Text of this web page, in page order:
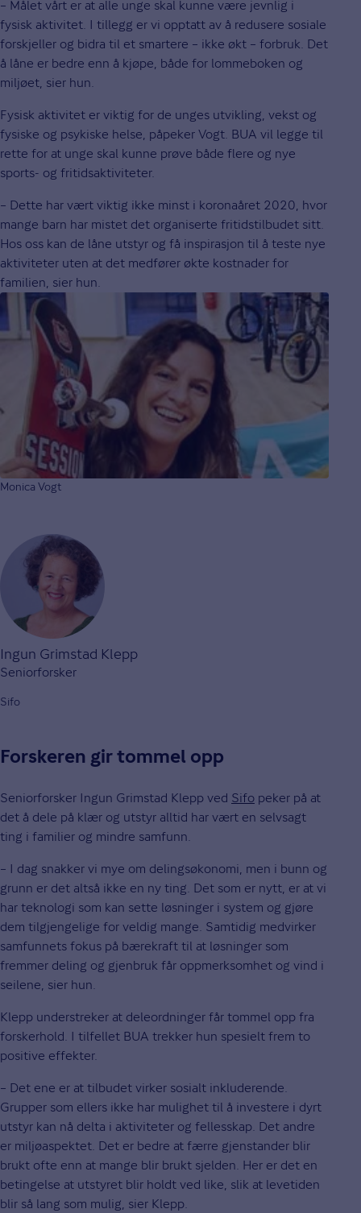
– Målet vårt er at alle unge skal kunne være jevnlig i
fysisk aktivitet. I tillegg er vi opptatt av å redusere sosiale
forskjeller og bidra til et smartere – ikke økt – forbruk. Det
å låne er bedre enn å kjøpe, både for lommeboken og
miljøet, sier hun.
Fysisk aktivitet er viktig for de unges utvikling, vekst og
fysiske og psykiske helse, påpeker Vogt. BUA vil legge til
rette for at unge skal kunne prøve både flere og nye
sports- og fritidsaktiviteter.
– Dette har vært viktig ikke minst i koronaåret 2020, hvor
mange barn har mistet det organiserte fritidstilbudet sitt.
Hos oss kan de låne utstyr og få inspirasjon til å teste nye
aktiviteter uten at det medfører økte kostnader for
familien, sier hun.
Monica Vogt
Ingun Grimstad Klepp
Seniorforsker
Sifo
Forskeren gir tommel opp
Seniorforsker Ingun Grimstad Klepp ved Sifo peker på at
det å dele på klær og utstyr alltid har vært en selvsagt
ting i familier og mindre samfunn.
– I dag snakker vi mye om delingsøkonomi, men i bunn og
grunn er det altså ikke en ny ting. Det som er nytt, er at vi
har teknologi som kan sette løsninger i system og gjøre
dem tilgjengelige for veldig mange. Samtidig medvirker
samfunnets fokus på bærekraft til at løsninger som
fremmer deling og gjenbruk får oppmerksomhet og vind i
seilene, sier hun.
Klepp understreker at deleordninger får tommel opp fra
forskerhold. I tilfellet BUA trekker hun spesielt frem to
positive effekter.
– Det ene er at tilbudet virker sosialt inkluderende.
Grupper som ellers ikke har mulighet til å investere i dyrt
utstyr kan nå delta i aktiviteter og fellesskap. Det andre
er miljøaspektet. Det er bedre at færre gjenstander blir
brukt ofte enn at mange blir brukt sjelden. Her er det en
betingelse at utstyret blir holdt ved like, slik at levetiden
blir så lang som mulig, sier Klepp.